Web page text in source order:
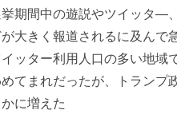
期間中の遊説やツイッタ―
大きく報道されるに及んで
ッター利用人口の多い地域
てまれだったが、トランプ
に増えた